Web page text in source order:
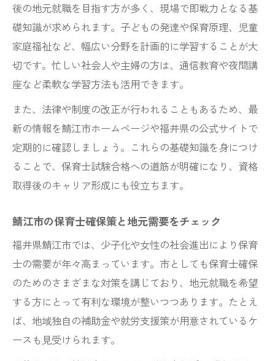
通信講座で仕事や家事と両立するコツ
スマホやeラーニングを活用した隙間学習法
通信講座の標準学習期間や進め方の実例
合格体験談に学ぶ通信教育の活用ポイント
資格取得に向けた学習計画の立て方を解説
保育士資格合格のための学習スケジュール
作成法
過去問や模擬試験の活用ポイントを紹介
仕事と家庭を両立しやすい計画の立て方
う
保育士試験2回合格に向けた対策と心構え
地域密着で叶える保育士への第一歩
鯖江市の地域特性を活かした保育士講座の
選択
地元の子育て支援と保育環境を知ろう
地域密着型の保育士就職活動の進め方
後の地元就職を目指す方が多く、現場で即戦力となる基
礎知識が求められます。子どもの発達や保育原理、児童
家庭福祉など、幅広い分野を計画的に学習することが大
切です。忙しい社会人や主婦の方は、通信教育や夜間講
座など柔軟な学習方法も活用できます。
また、法律や制度の改正が行われることもあるため、最
新の情報を鯖江市ホームページや福井県の公式サイトで
定期的に確認しましょう。これらの基礎知識を身につけ
ることで、保育士試験合格への道筋が明確になり、資格
取得後のキャリア形成にも役立ちます。
鯖江市の保育士確保策と地元需要をチェック
福井県鯖江市では、少子化や女性の社会進出により保育
士の需要が年々高まっています。市としても保育士確保
のためのさまざまな対策を講じており、地元就職を希望
する方にとって有利な環境が整いつつあります。たとえ
ば、地域独自の補助金や就労支援策が用意されているケ
ースも見受けられます。